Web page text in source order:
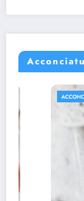
ACCONCIATURE